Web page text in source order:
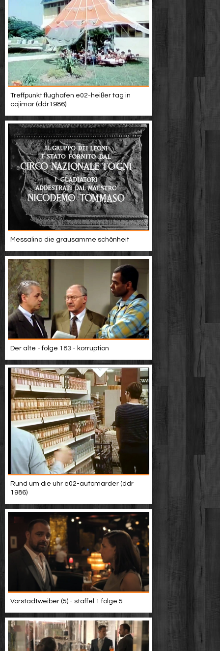
Treffpunkt flughafen e02-heißer tag in
cojimar (ddr1986)
Messalina die grausamme schönheit
Der alte - folge 183 - korruption
Rund um die uhr e02-automarder (ddr
1986)
Vorstadtweiber (5) - staffel 1 folge 5